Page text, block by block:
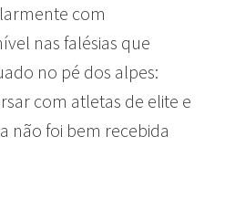
com
nas falésias que
no pé dos alpes:
com atletas de elite e
não foi bem recebida